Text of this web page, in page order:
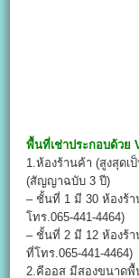
พื้นที่เช่าประกอบด้วย
1.ห้องร้านค้า (สูงสุดเ
(สัญญาฉบับ 3 ปี)
– ชั้นที่ 1 มี 30 ห้องร้
โทร.065-441-4464)
– ชั้นที่ 2 มี 12 ห้องร้
ที่โทร.065-441-4464)
2.คีออส มีสองขนาด